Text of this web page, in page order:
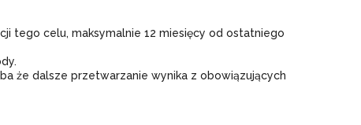
tego celu, maksymalnie 12 miesięcy od ostatniego
że dalsze przetwarzanie wynika z obowiązujących